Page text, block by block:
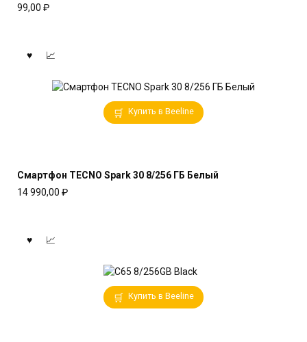
99,00 ₽
Купить в Beeline
Смартфон TECNO Spark 30 8/256 ГБ Белый
14 990,00 ₽
Купить в Beeline